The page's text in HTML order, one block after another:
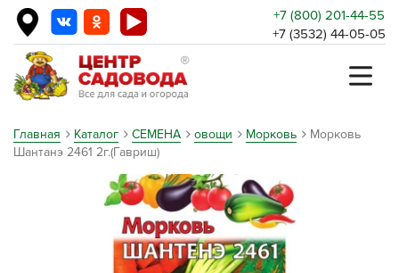
+7 (800) 201-44-55
+7 (3532) 44-05-05
Главная Каталог СЕМЕНА овощи Морковь
Морковь
Шантанэ 2461 2г.(Гавриш)